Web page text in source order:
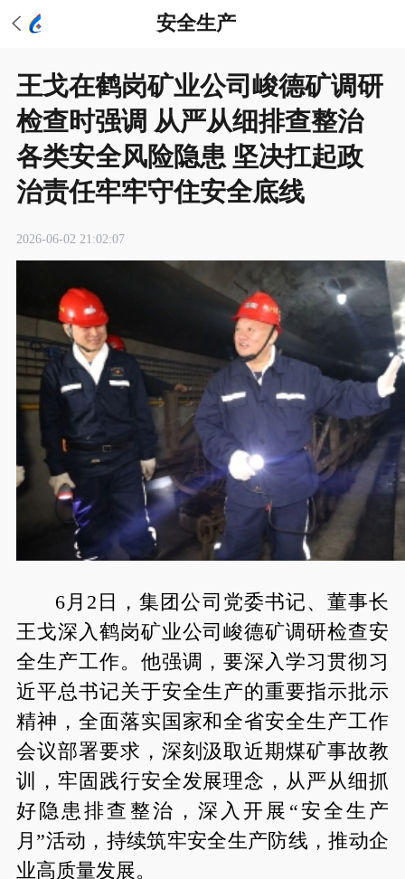
安全生产
王戈在鹤岗矿业公司峻德矿调研
检查时强调 从严从细排查整治
各类安全风险隐患 坚决扛起政
治责任牢牢守住安全底线
2026-06-02 21:02:07
6月2日，集团公司党委书记、董事长
王戈深入鹤岗矿业公司峻德矿调研检查安
全生产工作。他强调，要深入学习贯彻习
近平总书记关于安全生产的重要指示批示
精神，全面落实国家和全省安全生产工作
会议部署要求，深刻汲取近期煤矿事故教
训，牢固践行安全发展理念，从严从细抓
好隐患排查整治，深入开展“安全生产
月”活动，持续筑牢安全生产防线，推动企
业高质量发展。